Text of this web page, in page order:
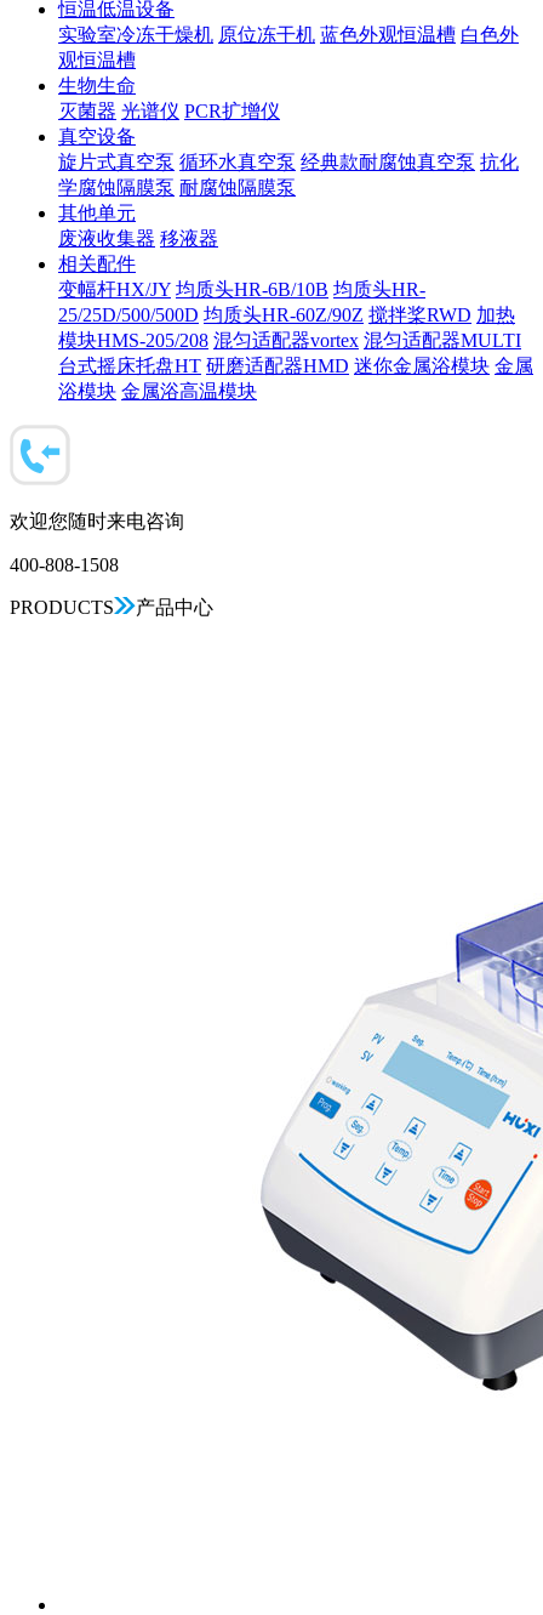
恒温低温设备
实验室冷冻干燥机 原位冻干机 蓝色外观恒温槽 白色外
观恒温槽
生物生命
灭菌器 光谱仪 PCR扩增仪
真空设备
旋片式真空泵 循环水真空泵 经典款耐腐蚀真空泵 抗化
学腐蚀隔膜泵 耐腐蚀隔膜泵
其他单元
废液收集器 移液器
相关配件
变幅杆HX/JY 均质头HR-6B/10B 均质头HR-
25/25D/500/500D 均质头HR-60Z/90Z 搅拌桨RWD 加热
模块HMS-205/208 混匀适配器vortex 混匀适配器MULTI
台式摇床托盘HT 研磨适配器HMD 迷你金属浴模块 金属
浴模块 金属浴高温模块
欢迎您随时来电咨询
400-808-1508
PRODUCTS 产品中心